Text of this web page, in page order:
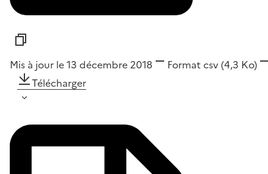
Mis à jour le 13 décembre 2018 Format csv(4,3 Ko)
Télécharger